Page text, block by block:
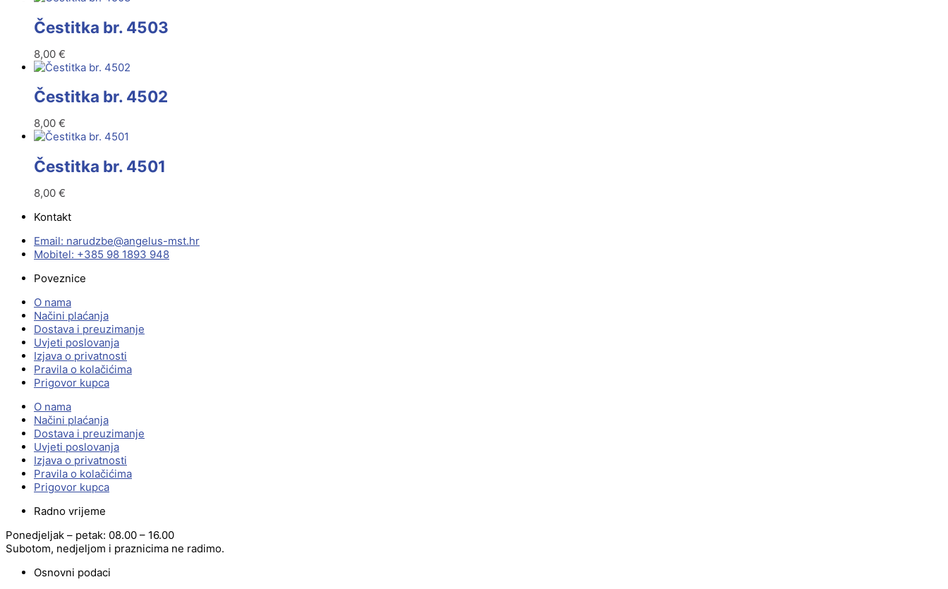
Čestitka br. 4503
8,00 €
Čestitka br. 4502
8,00 €
Čestitka br. 4501
8,00 €
Kontakt
Email:
rh.tsm-sulegna
@ebzduran
Mobitel: +385 98 1893 948
Poveznice
O nama
Načini plaćanja
Dostava i preuzimanje
Uvjeti poslovanja
Izjava o privatnosti
Pravila o kolačićima
Prigovor kupca
O nama
Načini plaćanja
Dostava i preuzimanje
Uvjeti poslovanja
Izjava o privatnosti
Pravila o kolačićima
Prigovor kupca
Radno vrijeme
Ponedjeljak – petak: 08.00 – 16.00
Subotom, nedjeljom i praznicima ne radimo.
Osnovni podaci